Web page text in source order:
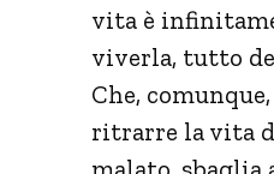
vita è
viverla, tutto
Che, comunque,
ritrarre la vita